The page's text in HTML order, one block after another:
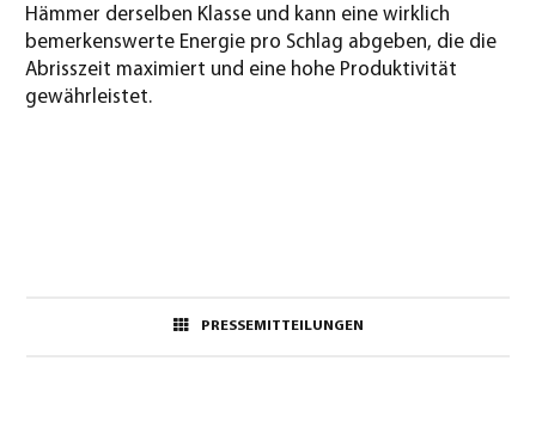
Hämmer derselben Klasse und kann eine wirklich
bemerkenswerte Energie pro Schlag abgeben, die die
Abrisszeit maximiert und eine hohe Produktivität
gewährleistet.
PRESSEMITTEILUNGEN